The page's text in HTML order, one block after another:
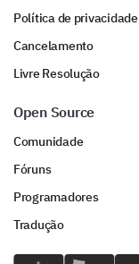
Política de privacidade
Cancelamento
Livre Resolução
Open Source
Comunidade
Fóruns
Programadores
Tradução